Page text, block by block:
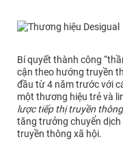
Bí quyết thành công
cận theo hướng truyền
đầu từ 4 năm trước với
một thương hiệu trẻ và
lược tiếp thị truyền
tăng trưởng chuyển
truyền thông xã hội.